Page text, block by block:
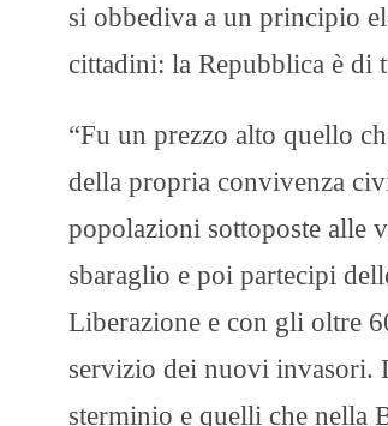
si obbediva a un principio
cittadini: la Repubblica è di
“Fu un prezzo alto quello
della propria convivenza
popolazioni sottoposte alle
sbaraglio e poi partecipi
Liberazione e con gli oltre
servizio dei nuovi invasori.
sterminio e quelli che nella